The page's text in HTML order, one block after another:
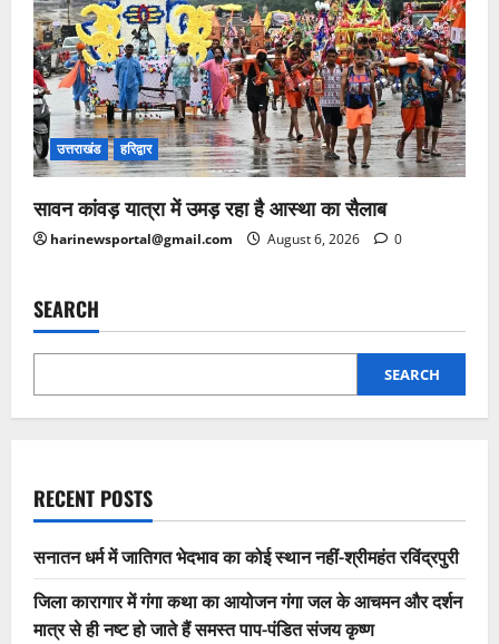
उत्तराखंड हरिद्वार
सावन कांवड़ यात्रा में उमड़ रहा है आस्था का सैलाब
harinewsportal@gmail.com August 6, 2026 0
SEARCH
SEARCH
RECENT POSTS
सनातन धर्म में जातिगत भेदभाव का कोई स्थान नहीं-श्रीमहंत रविंद्रपुरी
जिला कारागार में गंगा कथा का आयोजन गंगा जल के आचमन और दर्शन
मात्र से ही नष्ट हो जाते हैं समस्त पाप-पंडित संजय कृष्ण